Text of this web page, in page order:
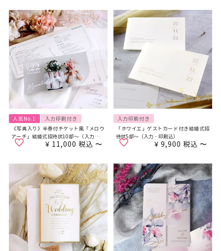
人気No.1
入力印刷付き
《写真入り》半券付チケット風「メロウ
アーチ」結婚式招待状10部～（入力・印
刷込）
¥ 11,000 税込 〜
入力印刷付き
「ホワイエ」ゲストカード付き結婚式招
待状5部～（入力・印刷込）
¥ 9,900 税込 〜